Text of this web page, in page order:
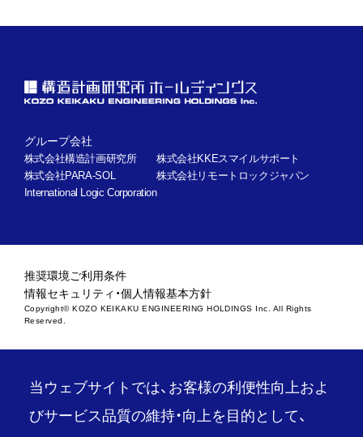
グループ会社
株式会社構造計画研究所
株式会社KKEスマイルサポート
株式会社PARA-SOL
株式会社リモートロックジャパン
International Logic Corporation
推奨環境ご利用条件
情報セキュリティ・個人情報基本方針
Copyright© KOZO KEIKAKU ENGINEERING HOLDINGS Inc. All Rights
Reserved.
当ウェブサイトでは、お客様の利便性向上およ
びサービス品質の維持・向上を目的として、